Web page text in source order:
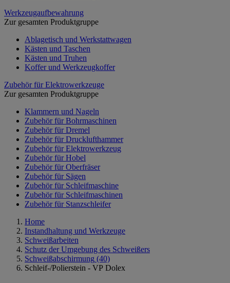
Werkzeugaufbewahrung
Zur gesamten Produktgruppe
Ablagetisch und Werkstattwagen
Kästen und Taschen
Kästen und Truhen
Koffer und Werkzeugkoffer
Zubehör für Elektrowerkzeuge
Zur gesamten Produktgruppe
Klammern und Nageln
Zubehör für Bohrmaschinen
Zubehör für Dremel
Zubehör für Drucklufthammer
Zubehör für Elektrowerkzeug
Zubehör für Hobel
Zubehör für Oberfräser
Zubehör für Sägen
Zubehör für Schleifmaschine
Zubehör für Schleifmaschinen
Zubehör für Stanzschleifer
Home
Instandhaltung und Werkzeuge
Schweißarbeiten
Schutz der Umgebung des Schweißers
Schweißabschirmung (40)
Schleif-/Polierstein - VP Dolex